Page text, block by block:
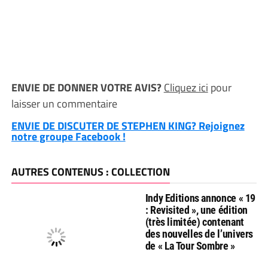
ENVIE DE DONNER VOTRE AVIS?Cliquez ici pour
laisser un commentaire
ENVIE DE DISCUTER DE STEPHEN KING? Rejoignez
notre groupe Facebook !
AUTRES CONTENUS : COLLECTION
Indy Editions annonce « 19
: Revisited », une édition
(très limitée) contenant
des nouvelles de l’univers
de « La Tour Sombre »